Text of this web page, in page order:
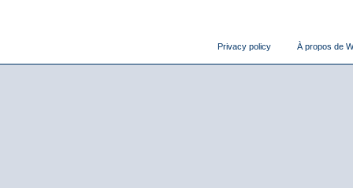
Privacy policy À propos de